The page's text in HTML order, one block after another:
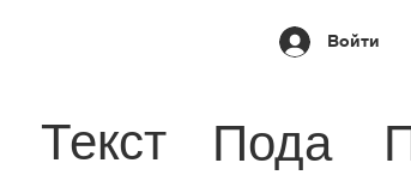
Войти
Текст
Пода